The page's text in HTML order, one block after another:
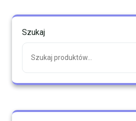
Szukaj